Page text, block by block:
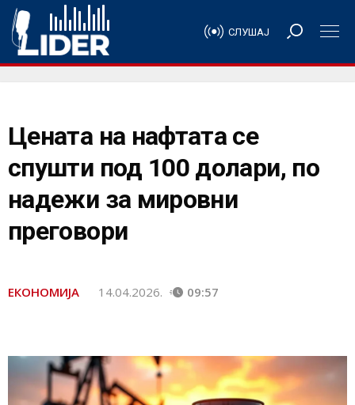
СЛУШАЈ
Цената на нафтата се
спушти под 100 долари, по
надежи за мировни
преговори
ЕКОНОМИЈА 14.04.2026. 09:57